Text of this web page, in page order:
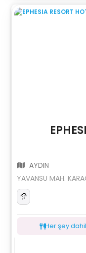
AYDIN
YAVANSU MAH.
Her şey dahil